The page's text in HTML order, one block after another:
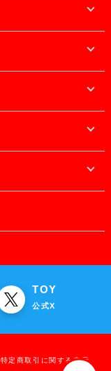
TOY
公式X
特定商取引に関する表示